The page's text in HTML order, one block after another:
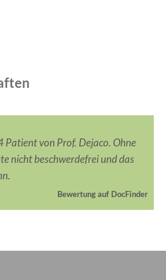
Patient von Prof. Dejaco. Ohne
nicht beschwerdefrei und das
Bewertung auf DocFinder